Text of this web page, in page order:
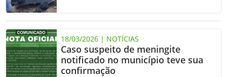
18/03/2026 | NOTÍCIAS
Caso suspeito de meningite
notificado no município teve sua
confirmação